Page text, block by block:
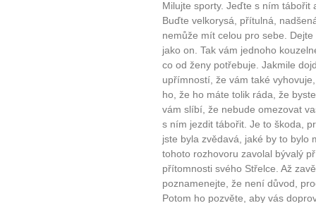
10 tipů
...
Máte pocit, že jste unaveni
Jak mít více energie
Milujte sporty. Jeďte s ním tábořit
Buďte velkorysá, přítulná,
nemůže mít celou pro sebe.
jako on. Tak vám jednoho
co od ženy potřebuje. Jakmile
upřímností, že vám také
ho, že ho máte tolik ráda, že
vám slíbí, že nebude omezovat
s ním jezdit tábořit. Je to škoda,
jste byla zvědavá, jaké by to bylo
tohoto rozhovoru zavolal bývalý
přítomnosti svého Střelce. Až
poznamenejte, že není důvod,
Potom ho pozvěte, aby vás